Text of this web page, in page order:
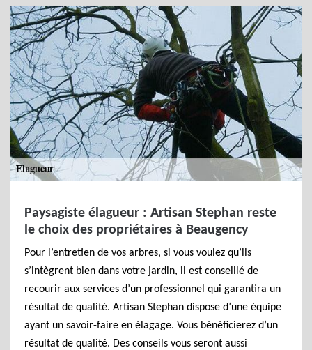
Paysagiste élagueur : Artisan Stephan reste
le choix des propriétaires à Beaugency
Pour l’entretien de vos arbres, si vous voulez qu’ils
s’intègrent bien dans votre jardin, il est conseillé de
recourir aux services d’un professionnel qui garantira un
résultat de qualité. Artisan Stephan dispose d’une équipe
ayant un savoir-faire en élagage. Vous bénéficierez d’un
résultat de qualité. Des conseils vous seront aussi